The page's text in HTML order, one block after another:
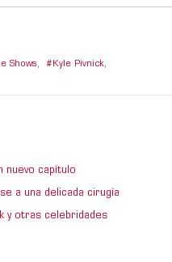
Shows, Kyle Pivnick,
nuevo capítulo
a una delicada cirugía
y otras celebridades